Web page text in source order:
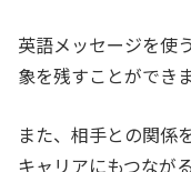
英語メッセージを使
象を残すことができま
また、相手との関係
キャリアにもつなが